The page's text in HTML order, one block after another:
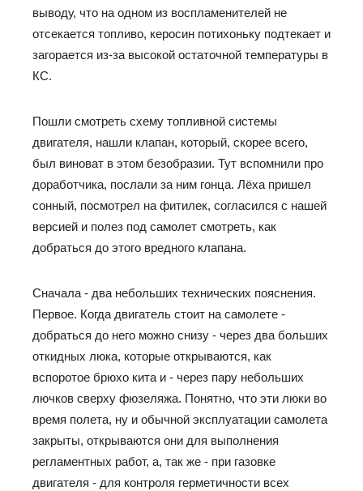
выводу, что на одном из воспламенителей не
отсекается топливо, керосин потихоньку подтекает и
загорается из-за высокой остаточной температуры в
КС.
Пошли смотреть схему топливной системы
двигателя, нашли клапан, который, скорее всего,
был виноват в этом безобразии. Тут вспомнили про
доработчика, послали за ним гонца. Лёха пришел
сонный, посмотрел на фитилек, согласился с нашей
версией и полез под самолет смотреть, как
добраться до этого вредного клапана.
Сначала - два небольших технических пояснения.
Первое. Когда двигатель стоит на самолете -
добраться до него можно снизу - через два больших
откидных люка, которые открываются, как
вспоротое брюхо кита и - через пару небольших
лючков сверху фюзеляжа. Понятно, что эти люки во
время полета, ну и обычной эксплуатации самолета
закрыты, открываются они для выполнения
регламентных работ, а, так же - при газовке
двигателя - для контроля герметичности всех